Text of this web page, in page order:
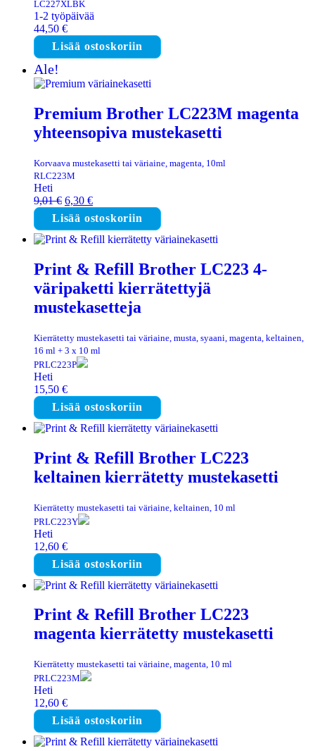
LC227XLBK
1-2 työpäivää
44,50 €
Lisää ostoskoriin
Ale!
Premium Brother LC223M magenta
yhteensopiva mustekasetti
Korvaava mustekasetti tai väriaine, magenta, 10ml
RLC223M
Heti
9,01€ Alkuperäinen
hinta
oli:
9,01 €.
6,30 €Nykyinen
hinta
on:
6,30 €.
Lisää ostoskoriin
Print & Refill Brother LC223 4-
väripaketti kierrätettyjä
mustekasetteja
Kierrätetty mustekasetti tai väriaine, musta, syaani, magenta, keltainen,
16 ml + 3 x 10 ml
PRLC223P
Heti
15,50 €
Lisää ostoskoriin
Print & Refill Brother LC223
keltainen kierrätetty mustekasetti
Kierrätetty mustekasetti tai väriaine, keltainen, 10 ml
PRLC223Y
Heti
12,60 €
Lisää ostoskoriin
Print & Refill Brother LC223
magenta kierrätetty mustekasetti
Kierrätetty mustekasetti tai väriaine, magenta, 10 ml
PRLC223M
Heti
12,60 €
Lisää ostoskoriin